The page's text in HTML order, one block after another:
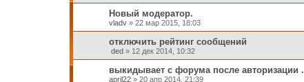
Новый модератор.
vladv» 22 мар 2015, 18:03
отключить рейтинг сообщений
ded» 12 дек 2014, 10:32
выкидывает с форума после авторизации .
april22» 20 апр 2014, 21:39